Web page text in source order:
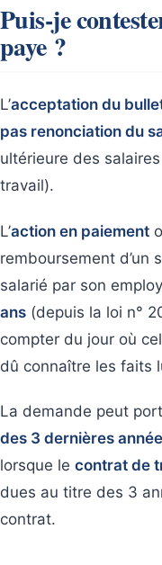
Puis-je
paye ?
L’acceptation du
pas renonciation du
ultérieure des
travail).
L’action en paiement
remboursement d’un
salarié par son
ans (depuis la loi n°
compter du jour où
dû connaître les faits
La demande peut
des 3 dernières
lorsque le contrat de
dues au titre des 3
contrat.